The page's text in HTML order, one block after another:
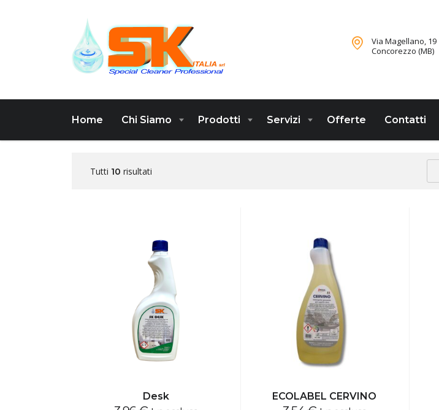
Via Magellano, 19
Concorezzo (MB)
Home Chi Siamo Prodotti Servizi Offerte Contatti
Tutti 10 risultati
Desk ECOLABEL CERVINO